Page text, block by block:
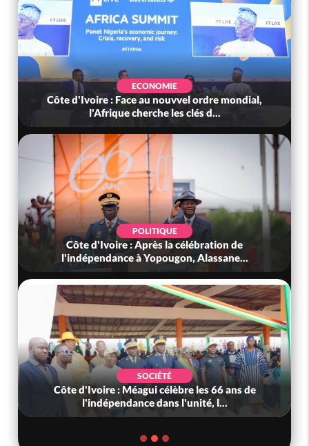
ECONOMIE
Côte d'Ivoire : Face au nouvvel ordre mondial,
l'Afrique cherche les clés d...
POLITIQUE
Côte d'Ivoire : Après la célébration de
l'indépendance à Yopougon, Alassane...
SOCIÉTÉ
Côte d'Ivoire : Méagui célèbre les 66 ans de
l'indépendance dans l'unité, l...